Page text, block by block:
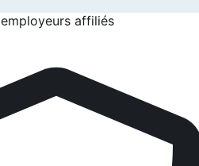
employeurs affiliés